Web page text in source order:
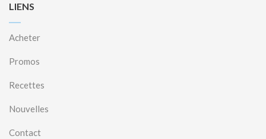
LIENS
Acheter
Promos
Recettes
Nouvelles
Contact